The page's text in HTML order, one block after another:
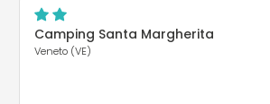
Camping Santa Margherita
Veneto (VE)